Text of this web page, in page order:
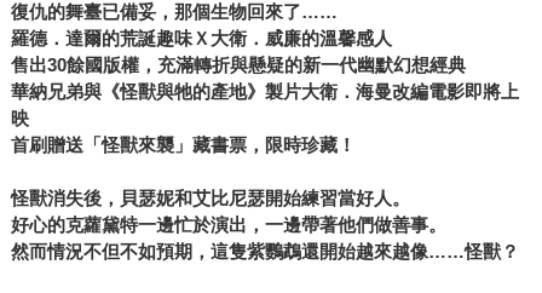
復仇的舞臺已備妥，那個生物回來了……
羅德．達爾的荒誕趣味Ｘ大衛．威廉的溫馨感人
售出30餘國版權，充滿轉折與懸疑的新一代幽默幻想經典
華納兄弟與《怪獸與牠的產地》製片大衛．海曼改編電影即將上
映
首刷贈送「怪獸來襲」藏書票，限時珍藏！
怪獸消失後，貝瑟妮和艾比尼瑟開始練習當好人。
好心的克蘿黛特一邊忙於演出，一邊帶著他們做善事。
然而情況不但不如預期，這隻紫鸚鵡還開始越來越像……怪獸？